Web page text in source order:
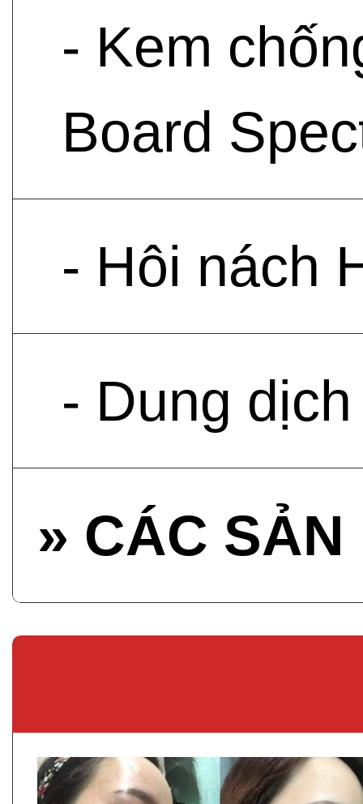
- Kem
Board
- Hôi nách
- Dung
» CÁC